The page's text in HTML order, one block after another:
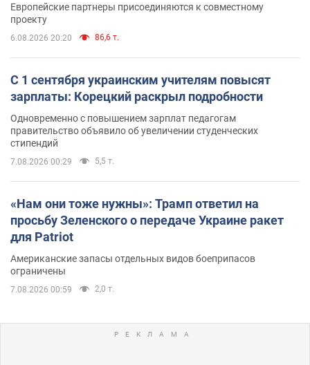
Европейские партнеры присоединяются к совместному
проекту
6.08.2026 20:20 86,6 т.
С 1 сентября украинским учителям повысят
зарплаты: Корецкий раскрыл подробности
Одновременно с повышением зарплат педагогам
правительство объявило об увеличении студенческих
стипендий
7.08.2026 00:29 5,5 т.
«Нам они тоже нужны»: Трамп ответил на
просьбу Зеленского о передаче Украине ракет
для Patriot
Американские запасы отдельных видов боеприпасов
ограничены
7.08.2026 00:59 2,0 т.